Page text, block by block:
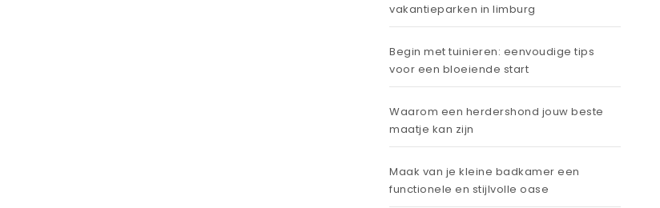
vakantieparken in limburg
Begin met tuinieren: eenvoudige tips
voor een bloeiende start
Waarom een herdershond jouw beste
maatje kan zijn
Maak van je kleine badkamer een
functionele en stijlvolle oase